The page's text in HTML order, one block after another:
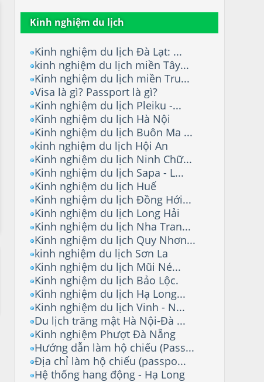
Kinh nghiệm du lịch
Kinh nghiệm du lịch Đà Lạt: ...
kinh nghiệm du lịch miền Tây...
Kinh nghiệm du lịch miền Tru...
Visa là gì? Passport là gì?
Kinh nghiệm du lịch Pleiku -...
Kinh nghiệm du lịch Hà Nội
Kinh nghiệm du lịch Buôn Ma ...
kinh nghiệm du lịch Hội An
Kinh nghiệm du lịch Ninh Chữ...
Kinh nghiệm du lịch Sapa - L...
Kinh nghiệm du lịch Huế
Kinh nghiệm du lịch Đồng Hới...
Kinh nghiệm du lịch Long Hải
Kinh nghiệm du lịch Nha Tran...
Kinh nghiệm du lịch Quy Nhơn...
kinh nghiệm du lịch Sơn La
Kinh nghiệm du lịch Mũi Né...
Kinh nghiệm du lịch Bảo Lộc.
Kinh nghiệm du lịch Hạ Long...
Kinh nghiệm du lịch Vinh - N...
Du lịch trăng mật Hà Nội-Đà ...
Kinh nghiệm Phượt Đà Nẵng
Hướng dẫn làm hộ chiếu (Pass...
Địa chỉ làm hộ chiếu (passpo...
Hệ thống hang động - Hạ Long